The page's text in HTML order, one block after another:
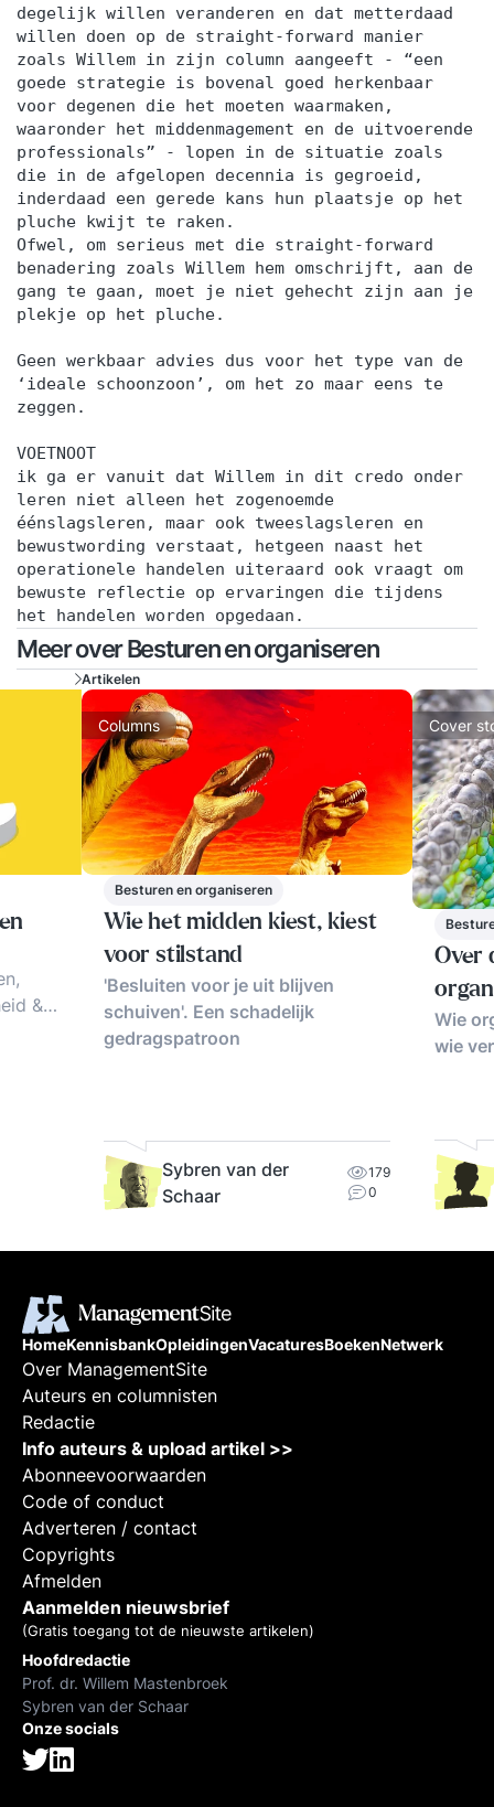
degelijk willen veranderen en dat metterdaad
willen doen op de straight-forward manier
zoals Willem in zijn column aangeeft - “een
goede strategie is bovenal goed herkenbaar
voor degenen die het moeten waarmaken,
waaronder het middenmagement en de uitvoerende
professionals” - lopen in de situatie zoals
die in de afgelopen decennia is gegroeid,
inderdaad een gerede kans hun plaatsje op het
pluche kwijt te raken.
Ofwel, om serieus met die straight-forward
benadering zoals Willem hem omschrijft, aan de
gang te gaan, moet je niet gehecht zijn aan je
plekje op het pluche.
Geen werkbaar advies dus voor het type van de
‘ideale schoonzoon’, om het zo maar eens te
zeggen.
VOETNOOT
ik ga er vanuit dat Willem in dit credo onder
leren niet alleen het zogenoemde
éénslagsleren, maar ook tweeslagsleren en
bewustwording verstaat, hetgeen naast het
operationele handelen uiteraard ook vraagt om
bewuste reflectie op ervaringen die tijdens
het handelen worden opgedaan.
Meer over Besturen en organiseren
&
Artikelen
Columns
Besturen en organiseren
Wie het midden kiest, kiest
voor stilstand
'Besluiten voor je uit blijven
schuiven'. Een schadelijk
gedragspatroon
Sybren van der
Schaar
179
0
Cover
Over
Wie
wie
HomeKennisbankOpleidingenVacaturesBoekenNetwerk
Over ManagementSite
Auteurs en columnisten
Redactie
Info auteurs & upload artikel >>
Abonneevoorwaarden
Code of conduct
Adverteren / contact
Copyrights
Afmelden
Aanmelden nieuwsbrief
(Gratis toegang tot de nieuwste artikelen)
Hoofdredactie
Prof. dr. Willem Mastenbroek
Sybren van der Schaar
Onze socials